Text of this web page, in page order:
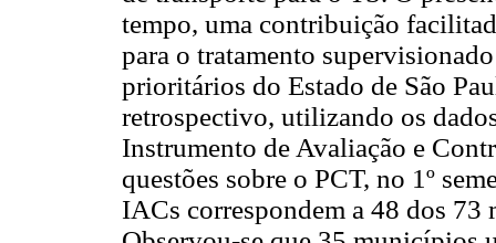
tempo, uma contribuição
para o tratamento
prioritários do Estado de São
retrospectivo, utilizando os
Instrumento de Avaliação e
questões sobre o PCT, no 1º
IACs correspondem a 48 dos